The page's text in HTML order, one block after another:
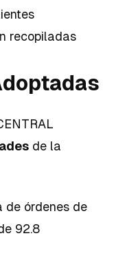
recopiladas
de la
de órdenes de
92.8